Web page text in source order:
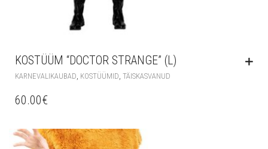
KOSTÜÜM “DOCTOR STRANGE” (L)
KARNEVALIKAUBAD, KOSTÜÜMID, TÄISKASVANUD
60.00€